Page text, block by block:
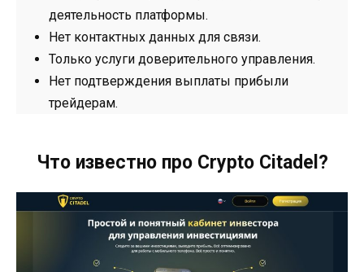
деятельность платформы.
Нет контактных данных для связи.
Только услуги доверительного управления.
Нет подтверждения выплаты прибыли
трейдерам.
Что известно про Crypto Citadel?